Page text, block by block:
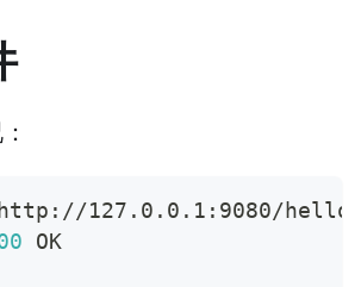
127.0.0.1:9080/hello
OK